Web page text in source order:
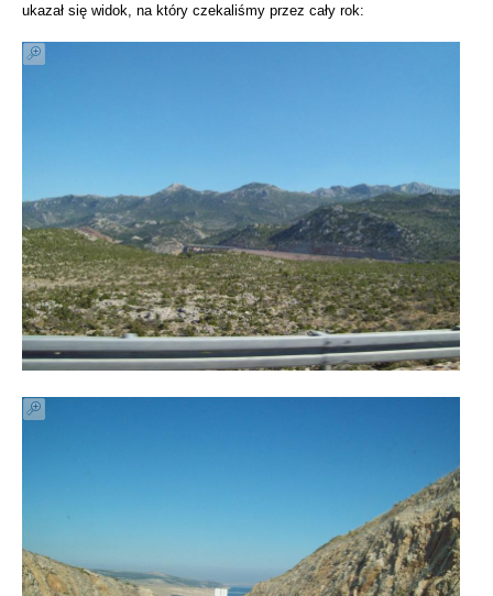
ukazał się widok, na który czekaliśmy przez cały rok: